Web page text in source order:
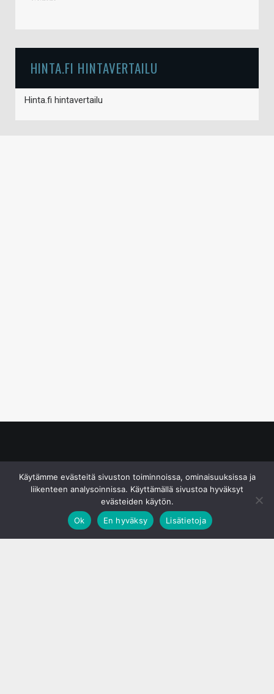
HINTA.FI HINTAVERTAILU
Hinta.fi hintavertailu
Käytämme evästeitä sivuston toiminnoissa, ominaisuuksissa ja
liikenteen analysoinnissa. Käyttämällä sivustoa hyväksyt
evästeiden käytön.
Ok
En hyväksy Lisätietoja